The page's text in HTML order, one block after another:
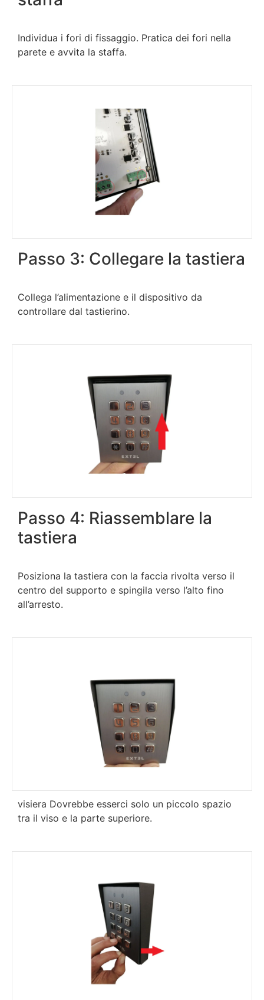
Individua i fori di fissaggio. Pratica dei fori nella
parete e avvita la staffa.
Passo 3: Collegare la tastiera
Collega l’alimentazione e il dispositivo da
controllare dal tastierino.
Passo 4: Riassemblare la
tastiera
Posiziona la tastiera con la faccia rivolta verso il
centro del supporto e spingila verso l’alto fino
all’arresto.
visiera Dovrebbe esserci solo un piccolo spazio
tra il viso e la parte superiore.